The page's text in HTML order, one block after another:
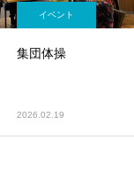
イベント
集団体操
2026.02.19